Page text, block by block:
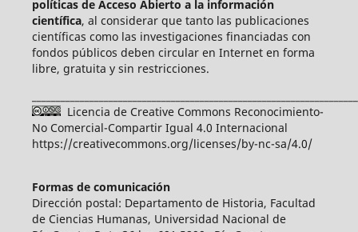
políticas de Acceso Abierto a la información
científica, al considerar que tanto las publicaciones
científicas como las investigaciones financiadas con
fondos públicos deben circular en Internet en forma
libre, gratuita y sin restricciones.
Licencia de Creative Commons Reconocimiento-
No Comercial-Compartir Igual 4.0 Internacional
https://creativecommons.org/licenses/by-nc-sa/4.0/
Formas de comunicación
Dirección postal: Departamento de Historia, Facultad
de Ciencias Humanas, Universidad Nacional de